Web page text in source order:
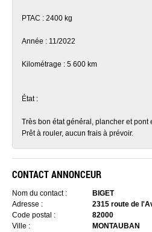
PTAC : 2400 kg
Année : 11/2022
Kilométrage : 5 600 km
État :
Très bon état général, plancher et pont
Prêt à rouler, aucun frais à prévoir.
CONTACT ANNONCEUR
Nom du contact :
BIGET
Adresse :
2315 route de
Code postal :
82000
Ville :
MONTAUBAN